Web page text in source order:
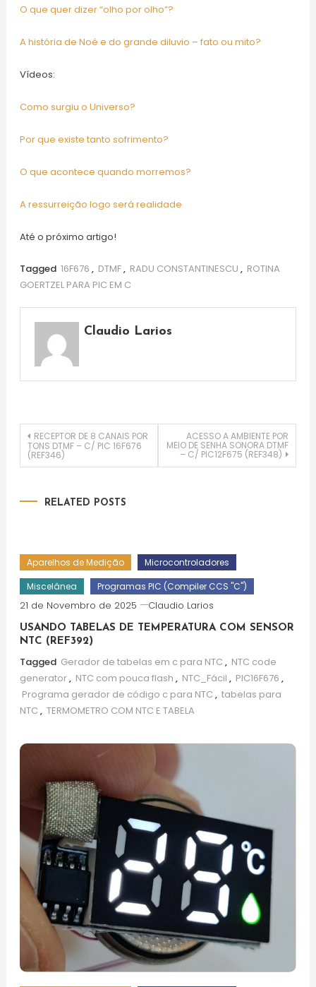
O que quer dizer “olho por olho”?
A história de Noé e do grande diluvio – fato ou mito?
Vídeos:
Como surgiu o Universo?
Por que existe tanto sofrimento?
O que acontece quando morremos?
A ressurreição logo será realidade
Até o próximo artigo!
Tagged 16F676 , DTMF, RADU CONSTANTINESCU , ROTINA
GOERTZEL PARA PIC EM C
Claudio Larios
Navegação
de
artigos
RECEPTOR DE 8 CANAIS POR
TONS DTMF – C/ PIC 16F676
(REF346)
ACESSO A AMBIENTE POR
MEIO DE SENHA SONORA DTMF
– C/ PIC12F675 (REF348)
RELATED POSTS
Aparelhos de Medição
Microcontroladores
Miscelânea
Programas PIC (Compiler CCS "C")
21 de Novembro de 2025 Claudio Larios
USANDO TABELAS DE TEMPERATURA COM SENSOR
NTC (REF392)
Tagged Gerador de tabelas em c para NTC , NTC code
generator, NTC com pouca flash , NTC_Fácil , PIC16F676 ,
Programa gerador de código c para NTC , tabelas para
NTC , TERMOMETRO COM NTC E TABELA